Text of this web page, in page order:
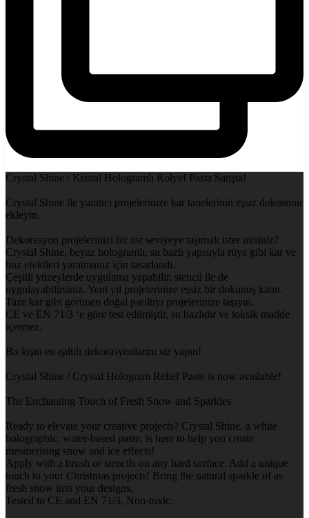
Crystal Shine / Kristal Hologramlı Rölyef Pasta Satışta!
Crystal Shine ile yaratıcı projelerinize kar tanelerinin eşsiz dokusunu
ekleyin.
Dekorasyon projelerinizi bir üst seviyeye taşımak ister misiniz?
Crystal Shine, beyaz hologramlı, su bazlı yapısıyla rüya gibi kar ve
buz efektleri yaratmanız için tasarlandı.
Çeşitli yüzeylerde uygulama yapabilir, stencil ile de
uygulayabilirsiniz. Yeni yıl projelerinize eşsiz bir dokunuş katın.
Taze kar gibi görünen doğal parıltıyı projelerinize taşıyın.
CE ve EN 71/3 ‘e göre test edilmiştir, su bazlıdır ve toksik madde
içermez.
Bu kışın en ışıltılı dekorasyonlarını siz yapın!
Crystal Shine / Crystal Hologram Relief Paste is now available!
The Enchanting Touch of Fresh Snow and Sparkles
Ready to elevate your creative projects? Crystal Shine, a white
holographic, water-based paste, is here to help you create
mesmerising snow and ice effects!
Apply with a brush or stencils on any hard surface. Add a unique
touch to your Christmas projects! Bring the natural sparkle of as
fresh snow into your designs.
Tested to CE and EN 71/3, Non-toxic.